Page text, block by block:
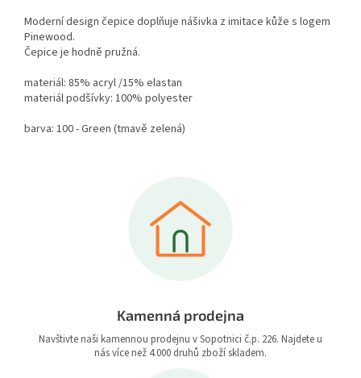
Moderní design čepice doplňuje nášivka z imitace kůže s logem
Pinewood.
Čepice je hodně pružná.
materiál: 85% acryl /15% elastan
materiál podšívky: 100% polyester
barva: 100 - Green (tmavě zelená)
Kamenná prodejna
Navštivte naši kamennou prodejnu v Sopotnici č.p. 226. Najdete u
nás více než 4.000 druhů zboží skladem.